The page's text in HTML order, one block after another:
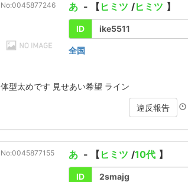
No:0045877246 あ - 【 ヒミツ /ヒミツ 】
ID ike5511
全国
体型太めです 見せあい希望 ライン
違反報告
No:0045877155 あ - 【 ヒミツ /10代 】
ID 2smajg